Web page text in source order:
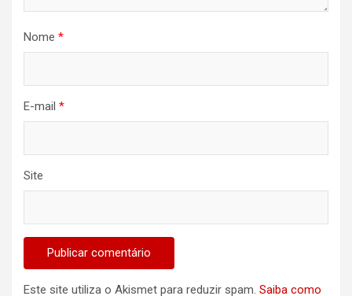
Nome *
E-mail *
Site
Este site utiliza o Akismet para reduzir spam. Saiba como